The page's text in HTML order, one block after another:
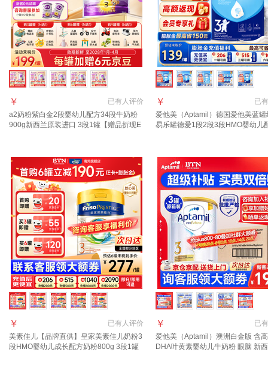
已有人评价
￥
a2奶粉紫白金2段婴幼儿配方34段牛奶粉
900g新西兰原装进口 3段1罐【赠品折现E
已有
￥
爱他美（Aptamil）德国爱他美蓝罐
易乐罐德爱1段2段3段HMO婴幼儿
已有人评价
￥
美素佳儿【品牌直供】皇家美素佳儿奶粉3
段HMO婴幼儿成长配方奶粉800g 3段1罐
已有
￥
爱他美（Aptamil）澳洲白金版 含
DHA叶黄素婴幼儿牛奶粉 眼脑 新